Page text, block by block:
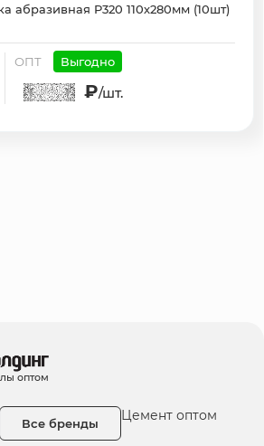
абразивная P320 110х280мм (10шт)
ОПТ Выгодно
₽/шт.
оптом
Все бренды Цемент оптом